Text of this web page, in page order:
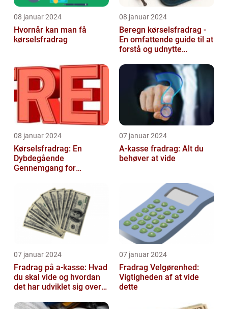
08 januar 2024
Hvornår kan man få
kørselsfradrag
08 januar 2024
Beregn kørselsfradrag -
En omfattende guide til at
forstå og udnytte
kørselsfradrag
08 januar 2024
Kørselsfradrag: En
Dybdegående
Gennemgang for
Investorer
07 januar 2024
A-kasse fradrag: Alt du
behøver at vide
07 januar 2024
Fradrag på a-kasse: Hvad
du skal vide og hvordan
det har udviklet sig over
07 januar 2024
Fradrag Velgørenhed:
Vigtigheden af at vide
dette